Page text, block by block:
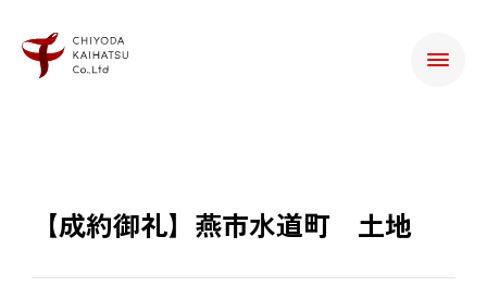
【成約御礼】燕市水道町 土地